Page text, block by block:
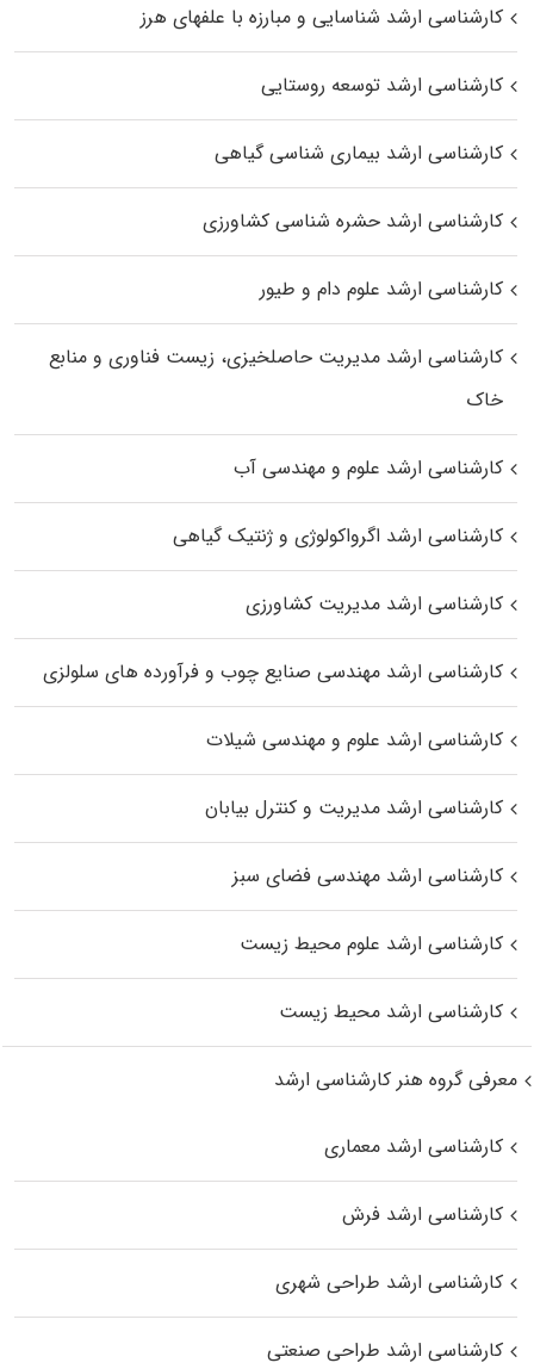
کارشناسی ارشد شناسایی و مبارزه با علفهای هرز
کارشناسی ارشد توسعه روستایی
کارشناسی ارشد بیماری‌ شناسی گیاهی
کارشناسی ارشد حشره‌ شناسی کشاورزی
کارشناسی ارشد علوم دام و طیور
کارشناسی ارشد مدیریت حاصلخیزی، زیست فناوری و منابع
خاک
کارشناسی ارشد علوم و مهندسی آب
کارشناسی ارشد اگرواکولوژی و ژنتیک گیاهی
کارشناسی ارشد مدیریت کشاورزی
کارشناسی ارشد مهندسی صنایع چوب و فرآورده‌ های سلولزی
کارشناسی ارشد علوم و مهندسی شیلات
کارشناسی ارشد مدیریت و کنترل بیابان
کارشناسی ارشد مهندسی فضای سبز
کارشناسی ارشد علوم محیط‌ زیست
کارشناسی ارشد محیط زیست
معرفی گروه هنر کارشناسی ارشد
کارشناسی ارشد معماری
کارشناسی ارشد فرش
کارشناسی ارشد طراحی شهری
کارشناسی ارشد طراحی صنعتی